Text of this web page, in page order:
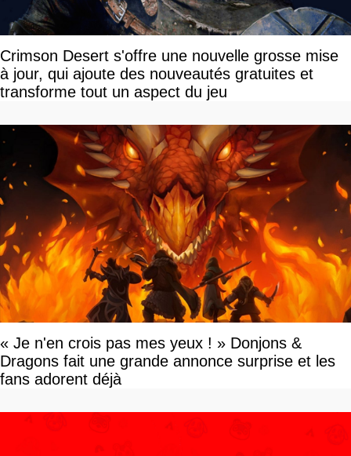
Crimson Desert s'offre une nouvelle grosse mise
à jour, qui ajoute des nouveautés gratuites et
transforme tout un aspect du jeu
« Je n'en crois pas mes yeux ! » Donjons &
Dragons fait une grande annonce surprise et les
fans adorent déjà